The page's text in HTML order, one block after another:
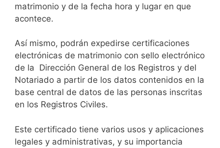
matrimonio y de la fecha hora y lugar en que
acontece.
Así mismo, podrán expedirse certificaciones
electrónicas de matrimonio con sello electrónico
de la Dirección General de los Registros y del
Notariado a partir de los datos contenidos en la
base central de datos de las personas inscritas
en los Registros Civiles.
Este certificado tiene varios usos y aplicaciones
legales y administrativas, y su importancia